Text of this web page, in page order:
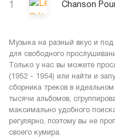
1 Chanson
Музыка на разный вкус и
для свободного
Только у нас вы можете
(1952 - 1954) или найти и
сборника треков в
тысячи альбомов,
максимально удобного
регулярно, поэтому вы не
своего кумира.